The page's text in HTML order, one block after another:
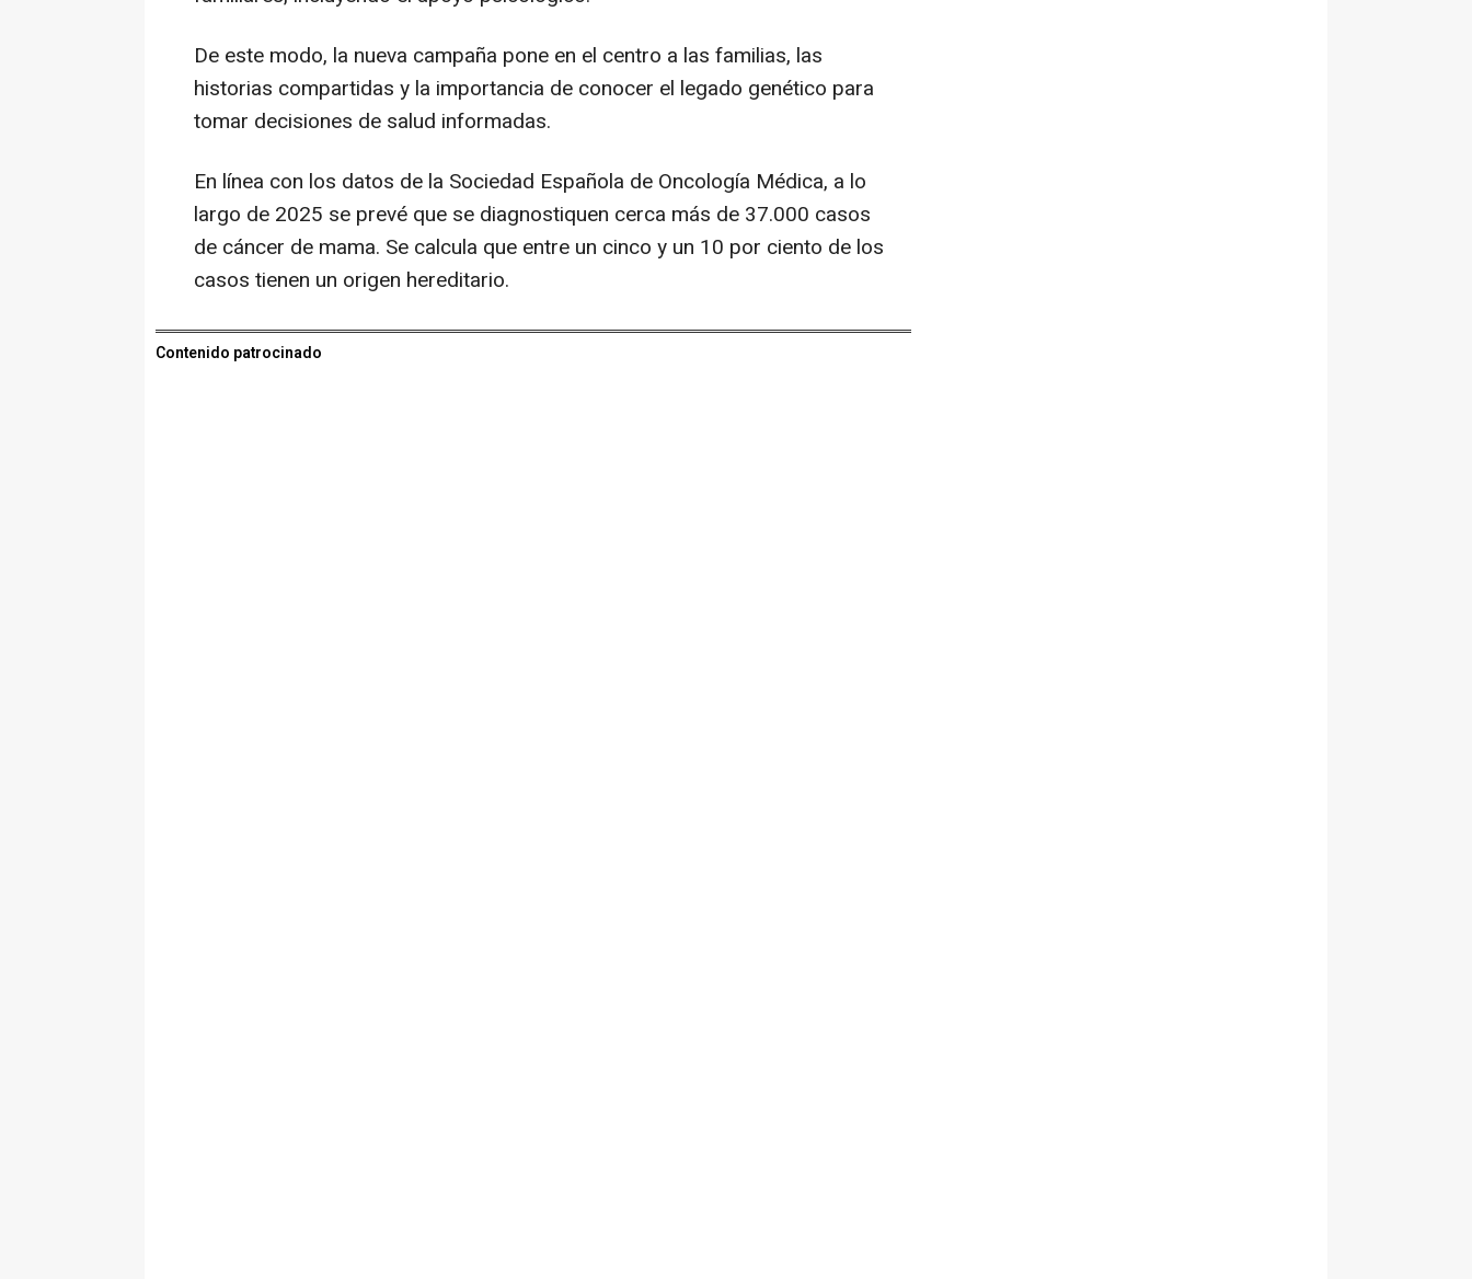
De este modo, la nueva campaña pone en el centro a las familias, las
historias compartidas y la importancia de conocer el legado genético para
tomar decisiones de salud informadas.
En línea con los datos de la Sociedad Española de Oncología Médica, a lo
largo de 2025 se prevé que se diagnostiquen cerca más de 37.000 casos
de cáncer de mama. Se calcula que entre un cinco y un 10 por ciento de los
casos tienen un origen hereditario.
Contenido patrocinado